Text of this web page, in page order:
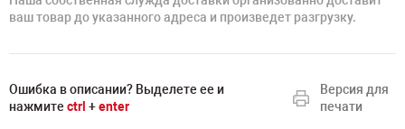
ваш товар до указанного адреса и произведет разгрузку.
Ошибка в описании? Выделете ее и
нажмите ctrl +enter
Версия для
печати